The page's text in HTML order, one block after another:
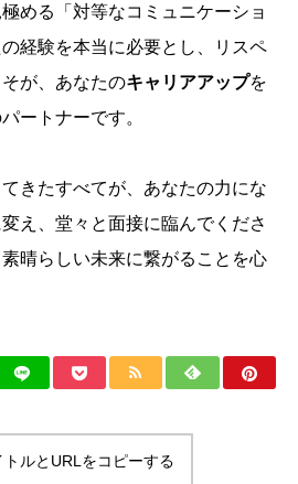
める「対等なコミュニケーショ
経験を本当に必要とし、リスペ
が、あなたのキャリアアップを
ートナーです。
きたすべてが、あなたの力にな
え、堂々と面接に臨んでくださ
晴らしい未来に繋がることを心
ルとURLをコピーする